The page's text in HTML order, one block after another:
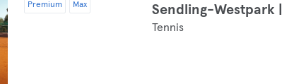
Premium Max
Sendling-Westpark |
Tennis